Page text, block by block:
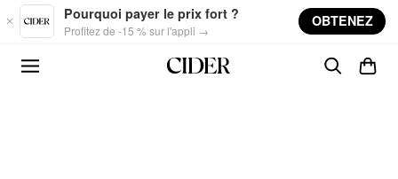
Skip to main content
Pourquoi payer le prix fort ?
Profitez de -15 % sur l'appli →
OBTENEZ